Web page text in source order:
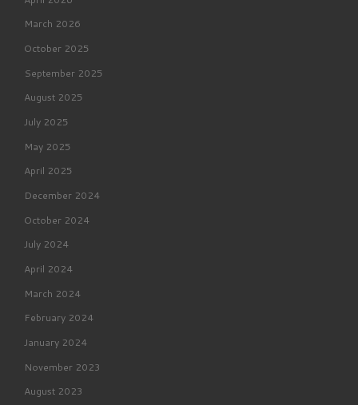
March 2026
October 2025
September 2025
August 2025
July 2025
May 2025
April 2025
December 2024
October 2024
July 2024
April 2024
March 2024
February 2024
January 2024
November 2023
August 2023